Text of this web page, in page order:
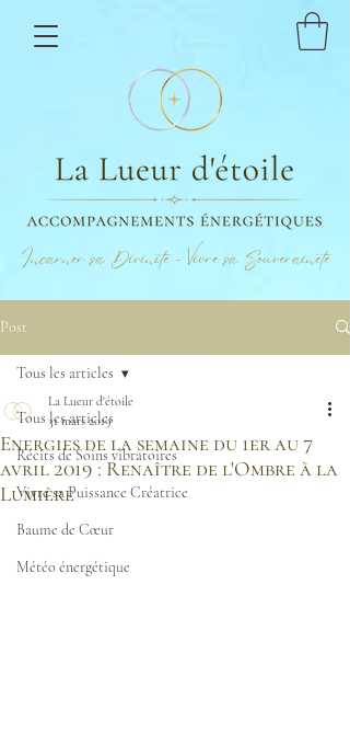
Incarner sa Divinité - Vivre sa Souveraineté
Post
Tous les articles
Récits de Soins vibratoires
Vivre sa Puissance Créatrice
Baume de Cœur
Météo énergétique
Tous les articles
Energies de la semaine du 1er au 7
avril 2019 : Renaître de l'Ombre à la
Lumière
La Lueur d'étoile
31 mars 2019